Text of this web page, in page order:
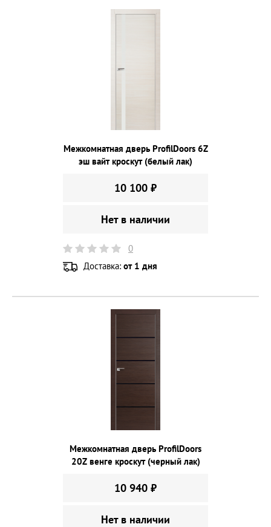
Межкомнатная дверь ProfilDoors 6Z
эш вайт кроскут (белый лак)
10 100 ₽
Нет в наличии
0
Доставка: от 1 дня
Межкомнатная дверь ProfilDoors
20Z венге кроскут (черный лак)
10 940 ₽
Нет в наличии